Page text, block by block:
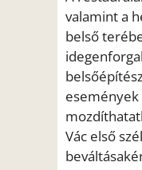
valamint a
belső
események
Vác első